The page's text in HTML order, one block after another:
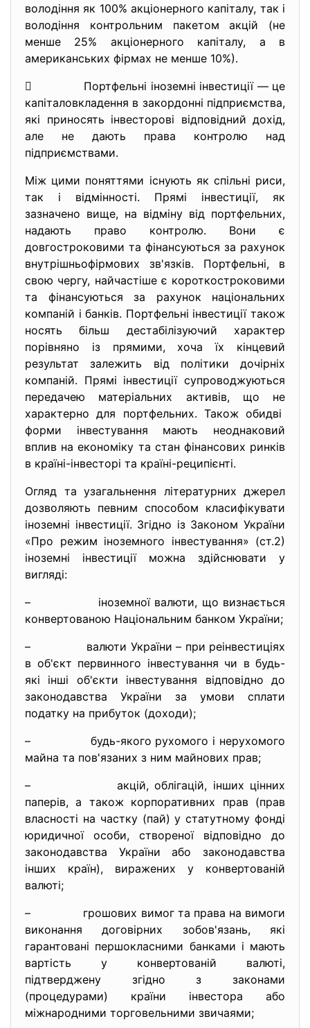
володіння як 100% акціонерного капіталу, так і
володіння контрольним пакетом акцій (не
менше 25% акціонерного капіталу, а в
американських фірмах не менше 10%).
 Портфельні іноземні інвестиції — це
капіталовкладення в закордонні підприємства,
які приносять інвесторові відповідний дохід,
але не дають права контролю над
підприємствами.
Між цими поняттями існують як спільні риси,
так і відмінності. Прямі інвестиції, як
зазначено вище, на відміну від портфельних,
надають право контролю. Вони є
довгостроковими та фінансуються за рахунок
внутрішньофірмових зв'язків. Портфельні, в
свою чергу, найчастіше є короткостроковими
та фінансуються за рахунок національних
компаній і банків. Портфельні інвестиції також
носять більш дестабілізуючий характер
порівняно із прямими, хоча їх кінцевий
результат залежить від політики дочірніх
компаній. Прямі інвестиції супроводжуються
передачею матеріальних активів, що не
характерно для портфельних. Також обидві
форми інвестування мають неоднаковий
вплив на економіку та стан фінансових ринків
в країні-інвесторі та країні-реципієнті.
Огляд та узагальнення літературних джерел
дозволяють певним способом класифікувати
іноземні інвестиції. Згідно із Законом України
«Про режим іноземного інвестування» (cт.2)
іноземні інвестиції можна здійснювати у
вигляді:
– іноземної валюти, що визнається
конвертованою Національним банком України;
– валюти України – при реінвестиціях
в об'єкт первинного інвестування чи в будь-
які інші об'єкти інвестування відповідно до
законодавства України за умови сплати
податку на прибуток (доходи);
– будь-якого рухомого і нерухомого
майна та пов'язаних з ним майнових прав;
– акцій, облігацій, інших цінних
паперів, а також корпоративних прав (прав
власності на частку (пай) у статутному фонді
юридичної особи, створеної відповідно до
законодавства України або законодавства
інших країн), виражених у конвертованій
валюті;
– грошових вимог та права на вимоги
виконання договірних зобов'язань, які
гарантовані першокласними банками і мають
вартість у конвертованій валюті,
підтверджену згідно з законами
(процедурами) країни інвестора або
міжнародними торговельними звичаями;